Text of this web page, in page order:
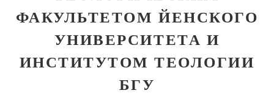
ФАКУЛЬТЕТОМ ЙЕНСКОГО
УНИВЕРСИТЕТА И
ИНСТИТУТОМ ТЕОЛОГИИ
БГУ